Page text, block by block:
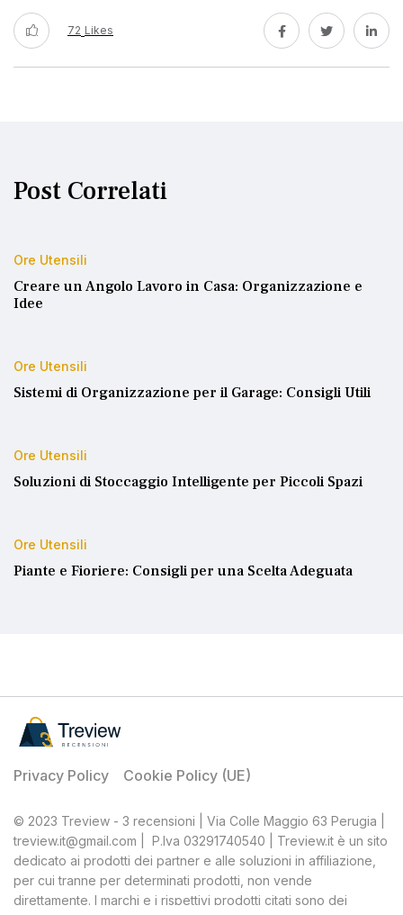
72 Likes
Post Correlati
Ore Utensili
Creare un Angolo Lavoro in Casa: Organizzazione e
Idee
Ore Utensili
Sistemi di Organizzazione per il Garage: Consigli Utili
Ore Utensili
Soluzioni di Stoccaggio Intelligente per Piccoli Spazi
Ore Utensili
Piante e Fioriere: Consigli per una Scelta Adeguata
Privacy Policy Cookie Policy (UE)
© 2023 Treview - 3 recensioni | Via Colle Maggio 63 Perugia |
treview.it@gmail.com | P.Iva 03291740540 | Treview.it è un sito
dedicato ai prodotti dei partner e alle soluzioni in affiliazione,
per cui tranne per determinati prodotti, non vende
direttamente. I marchi e i rispettivi prodotti citati sono dei